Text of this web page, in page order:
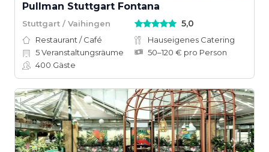
Pullman Stuttgart Fontana
Stuttgart / Vaihingen 5,0
Restaurant / Café
Hauseigenes Catering
5Veranstaltungsräume
50–120 € pro Person
400 Gäste